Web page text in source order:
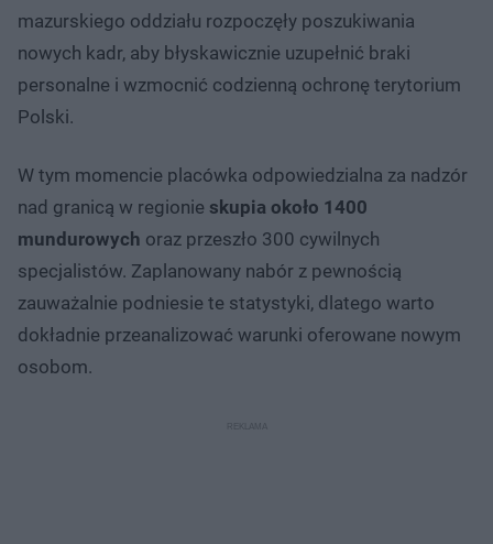
mazurskiego oddziału rozpoczęły poszukiwania
nowych kadr, aby błyskawicznie uzupełnić braki
personalne i wzmocnić codzienną ochronę terytorium
Polski.
W tym momencie placówka odpowiedzialna za nadzór
nad granicą w regionie skupia około 1400
mundurowych oraz przeszło 300 cywilnych
specjalistów. Zaplanowany nabór z pewnością
zauważalnie podniesie te statystyki, dlatego warto
dokładnie przeanalizować warunki oferowane nowym
osobom.